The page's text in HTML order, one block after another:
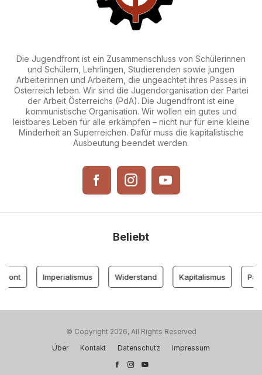
Die Jugendfront ist ein Zusammenschluss von Schülerinnen
und Schülern, Lehrlingen, Studierenden sowie jungen
Arbeiterinnen und Arbeitern, die ungeachtet ihres Passes in
Österreich leben. Wir sind die Jugendorganisation der Partei
der Arbeit Österreichs (PdA). Die Jugendfront ist eine
kommunistische Organisation. Wir wollen ein gutes und
leistbares Leben für alle erkämpfen – nicht nur für eine kleine
Minderheit an Superreichen. Dafür muss die kapitalistische
Ausbeutung beendet werden.
Beliebt
Imperialismus Widerstand Kapitalismus
© Copyright 2026, All Rights Reserved
Über
Kontakt Datenschutz Impressum